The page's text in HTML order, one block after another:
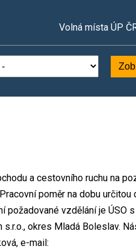
Volná místa ÚP
a cestovního ruchu na
poměr na dobu určitou
požadované vzdělání je ÚSO s
okres Mladá Boleslav.
e-mail: